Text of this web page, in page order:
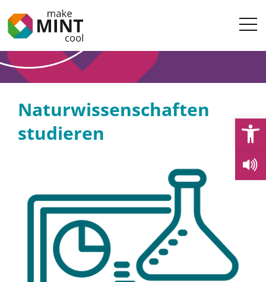
Naturwissenschaften
studieren